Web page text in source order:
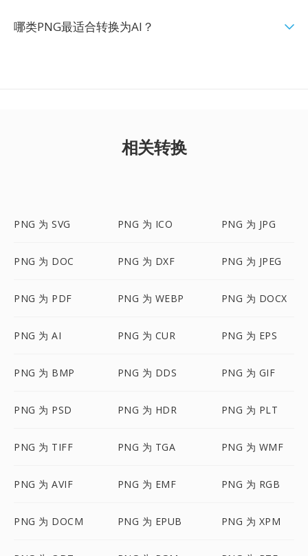
哪类PNG最适合转换为AI？
相关转换
PNG 为 SVG PNG 为 ICO PNG 为 JPG
PNG 为 DOC PNG 为 DXF PNG 为 JPEG
PNG 为 PDF PNG 为 WEBP PNG 为 DOCX
PNG 为 AI PNG 为 CUR PNG 为 EPS
PNG 为 BMP PNG 为 DDS PNG 为 GIF
PNG 为 PSD PNG 为 HDR PNG 为 PLT
PNG 为 TIFF PNG 为 TGA PNG 为 WMF
PNG 为 AVIF PNG 为 EMF PNG 为 RGB
PNG 为 DOCM PNG 为 EPUB PNG 为 XPM